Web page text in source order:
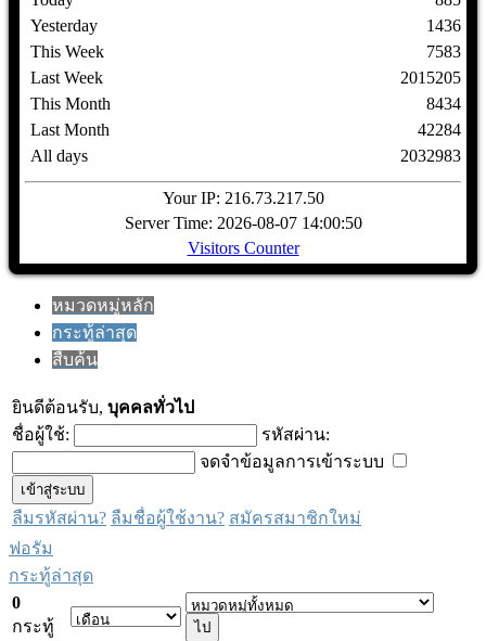
Yesterday
This Week
Last Week
This Month
Last Month
All days
1436
7583
2015205
8434
42284
2032983
Your IP: 216.73.217.50
Server Time: 2026-08-07 14:00:50
Visitors Counter
หมวดหมู่หลัก
กระทู้ล่าสุด
สืบค้น
ยินดีต้อนรับ, บุคคลทั่วไป
ชื่อผู้ใช้:
รหัสผ่าน:
จดจำข้อมูลการเข้าระบบ
ลืมรหัสผ่าน? ลืมชื่อผู้ใช้งาน? สมัครสมาชิกใหม่
ฟอรัม
กระทู้ล่าสุด
0
กระทู้